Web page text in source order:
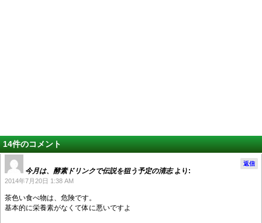
14件のコメント
今月は、酵素ドリンクで伝説を狙う予定の清志 より:
2014年7月20日 1:38 AM
茶色い食べ物は、危険です。
基本的に栄養素がなくて体に悪いですよ
返信